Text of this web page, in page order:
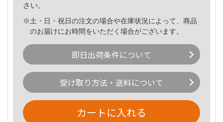
さい。
※土・日・祝日の注文の場合や在庫状況によって、商品
のお届けにお時間をいただく場合がございます。
即日出荷条件について
受け取り方法・送料について
カートに入れる